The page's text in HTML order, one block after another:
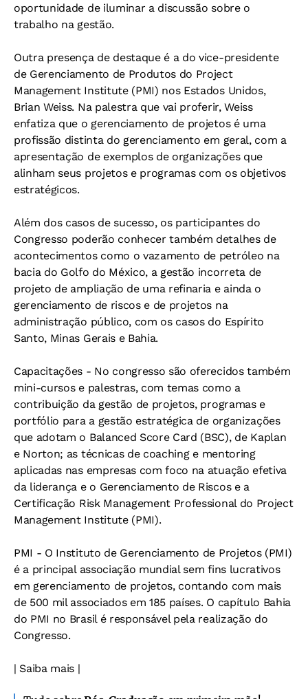
oportunidade de iluminar a discussão sobre o
trabalho na gestão.
Outra presença de destaque é a do vice-presidente
de Gerenciamento de Produtos do Project
Management Institute (PMI) nos Estados Unidos,
Brian Weiss. Na palestra que vai proferir, Weiss
enfatiza que o gerenciamento de projetos é uma
profissão distinta do gerenciamento em geral, com a
apresentação de exemplos de organizações que
alinham seus projetos e programas com os objetivos
estratégicos.
Além dos casos de sucesso, os participantes do
Congresso poderão conhecer também detalhes de
acontecimentos como o vazamento de petróleo na
bacia do Golfo do México, a gestão incorreta de
projeto de ampliação de uma refinaria e ainda o
gerenciamento de riscos e de projetos na
administração público, com os casos do Espírito
Santo, Minas Gerais e Bahia.
Capacitações - No congresso são oferecidos também
mini-cursos e palestras, com temas como a
contribuição da gestão de projetos, programas e
portfólio para a gestão estratégica de organizações
que adotam o Balanced Score Card (BSC), de Kaplan
e Norton; as técnicas de coachinge mentoring
aplicadas nas empresas com foco na atuação efetiva
da liderança e o Gerenciamento de Riscos e a
Certificação Risk Management Professional do Project
Management Institute (PMI).
PMI - O Instituto de Gerenciamento de Projetos (PMI)
é a principal associação mundial sem fins lucrativos
em gerenciamento de projetos, contando com mais
de 500 mil associados em 185 países. O capítulo Bahia
do PMI no Brasil é responsável pela realização do
Congresso.
| Saiba mais |